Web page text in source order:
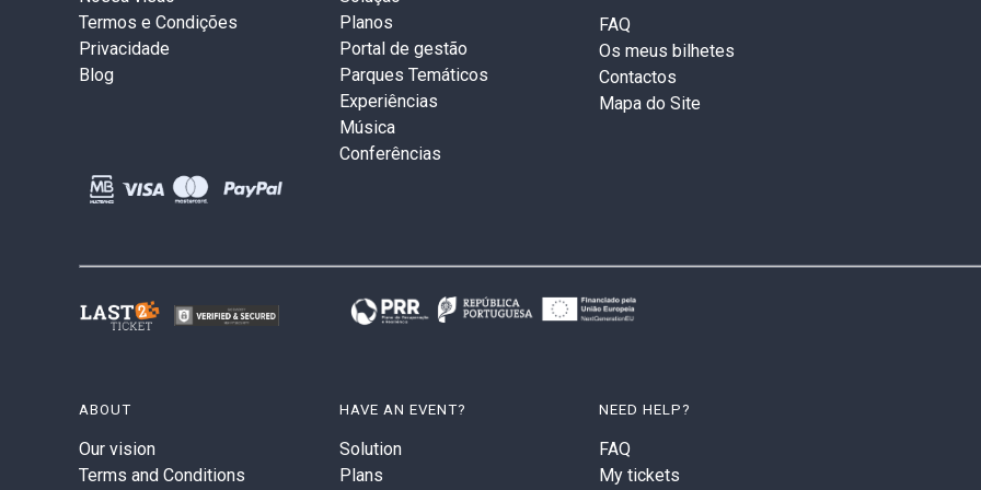
Termos e Condições
Privacidade
Blog
Planos
Portal de gestão
Parques Temáticos
Experiências
Música
Conferências
FAQ
Os meus bilhetes
Contactos
Mapa do Site
ABOUT
Our vision
Terms and Conditions
HAVE AN EVENT?
Solution
Plans
NEED HELP?
FAQ
My tickets